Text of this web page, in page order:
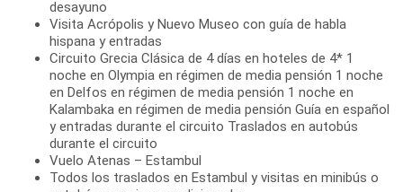
desayuno
Visita Acrópolis y Nuevo Museo con guía de habla
hispana y entradas
Circuito Grecia Clásica de 4 días en hoteles de 4* 1
noche en Olympia en régimen de media pensión 1 noche
en Delfos en régimen de media pensión 1 noche en
Kalambaka en régimen de media pensión Guía en español
y entradas durante el circuito Traslados en autobús
durante el circuito
Vuelo Atenas – Estambul
Todos los traslados en Estambul y visitas en minibús o